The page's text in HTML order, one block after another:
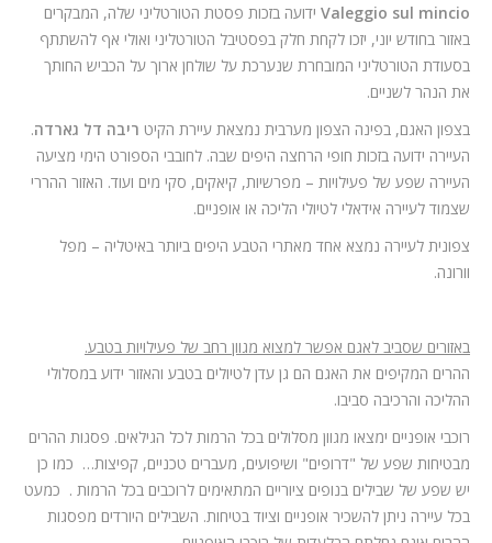
Valeggio sul mincio ידועה בזכות פסטת הטורטליני שלה, המבקרים
באזור בחודש יוני, יזכו לקחת חלק בפסטיבל הטורטליני ואולי אף להשתתף
בסעודת הטורטליני המובחרת שנערכת על שולחן ארוך על הכביש החותך
את הנהר לשניים.
בצפון האגם, בפינה הצפון מערבית נמצאת עיירת הקיט ריבה דל גארדה.
העיירה ידועה בזכות חופי הרחצה היפים שבה. לחובבי הספורט הימי מציעה
העיירה שפע של פעילויות – מפרשיות, קיאקים, סקי מים ועוד. האזור ההררי
שצמוד לעיירה אידאלי לטיולי הליכה או אופניים.
צפונית לעיירה נמצא אחד מאתרי הטבע היפים ביותר באיטליה – מפל
וורונה.
באזורים שסביב לאגם אפשר למצוא מגוון רחב של פעילויות בטבע.
ההרים המקיפים את האגם הם גן עדן לטיולים בטבע והאזור ידוע במסלולי
ההליכה והרכיבה סביבו.
רוכבי אופניים ימצאו מגוון מסלולים בכל הרמות לכל הגילאים. פסגות ההרים
מבטיחות שפע של "דרופים" ושיפועים, מעברים טכניים, קפיצות… כמו כן
יש שפע של שבילים בנופים ציוריים המתאימים לרוכבים בכל הרמות . כמעט
בכל עיירה ניתן להשכיר אופניים וציוד בטיחות. השבילים היורדים מפסגות